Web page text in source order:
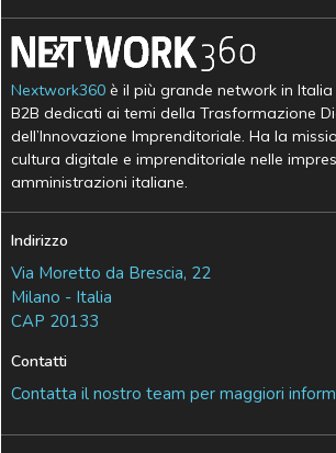
Nextwork360 è il più grande network in
B2B dedicati ai temi della Trasformazione
dell’Innovazione Imprenditoriale. Ha la
cultura digitale e imprenditoriale nelle
amministrazioni italiane.
Indirizzo
Via Moretto da Brescia, 22
Milano - Italia
CAP 20133
Contatti
Contatta il nostro team per maggiori